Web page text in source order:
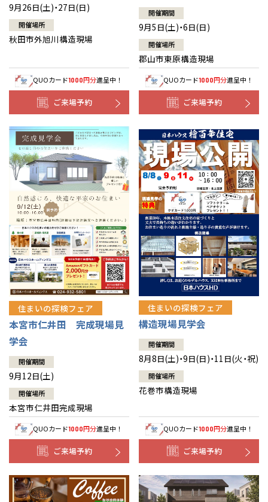
9月26日(土)・27日(日)
開催場所
秋田市外旭川構造現場
QUOカード1000円分進呈中！
ご来場予約
開催期間
9月5日(土)・6日(日)
開催場所
郡山市東原構造現場
QUOカード1000円分進呈中！
ご来場予約
住まいの探検フェア
本宮市仁井田 完成現場見
学会
開催期間
9月12日(土)
開催場所
本宮市仁井田完成現場
QUOカード1000円分進呈中！
ご来場予約
住まいの探検フェア
構造現場見学会
開催期間
8月8日(土)・9日(日)・11日(火・祝)
開催場所
花巻市構造現場
QUOカード1000円分進呈中！
ご来場予約